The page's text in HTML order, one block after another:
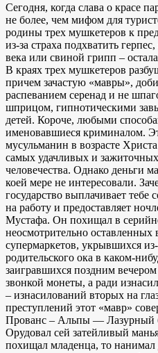
Сегодня, когда слава о красе
не более, чем мифом для
родины трех мушкетеров к
из-за страха подхватить
века или свиной грипп –
В краях трех мушкетеров
причем зачастую «мавры»,
распеванием серенад и не
шприцом, гипнотическими
детей. Короче, любыми
именовавшиеся криминалом.
мусульманин в возрасте
самых удачливых и
человечества. Однако деньги
коей мере не интересовали.
государство выплачивает тебе
на работу и предоставляет
Мустафа. Он похищал в
неосмотрительно оставленных
супермаркетов, укрывшихся
родительского ока в каком-
заигравшихся поздним
звонкой монеты, а ради
– изнасилований вторых на
преступлений этот «мавр»
Прованс – Альпы — Лазурный
Орудовал сей затейливый
похищал младенца, то нанимал